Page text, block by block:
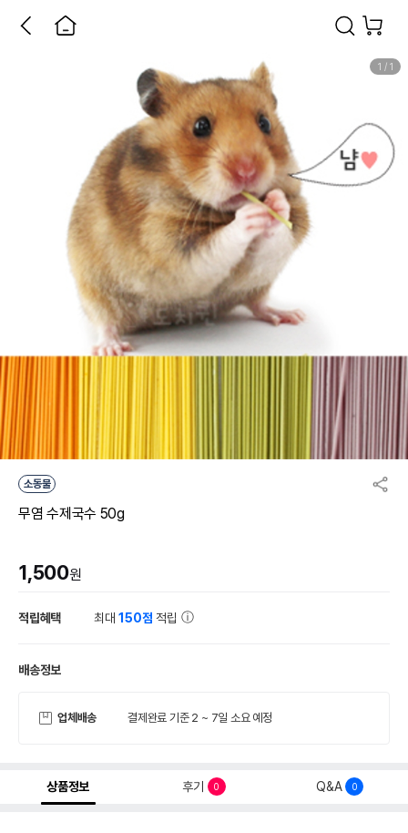
1 / 1
소동물
무염 수제국수 50g
1,500원
적립혜택 최대150점 적립
배송정보
업체배송 결제완료 기준 2 ~ 7일 소요 예정
상품정보 후기 0 Q&A 0